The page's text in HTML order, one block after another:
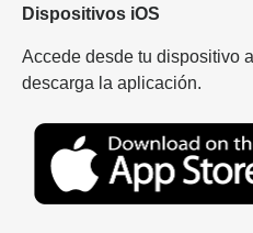
Dispositivos iOS
Accede desde tu dispositivo a
descarga la aplicación.